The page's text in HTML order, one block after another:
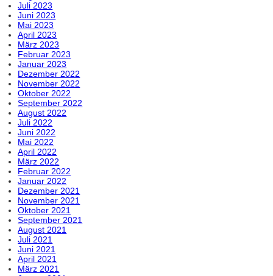
Juli 2023
Juni 2023
Mai 2023
April 2023
März 2023
Februar 2023
Januar 2023
Dezember 2022
November 2022
Oktober 2022
September 2022
August 2022
Juli 2022
Juni 2022
Mai 2022
April 2022
März 2022
Februar 2022
Januar 2022
Dezember 2021
November 2021
Oktober 2021
September 2021
August 2021
Juli 2021
Juni 2021
April 2021
März 2021